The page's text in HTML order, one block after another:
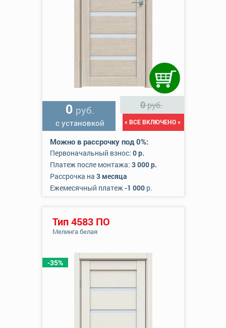
0 руб.
с установкой
0руб.
« ВСЕ ВКЛЮЧЕНО »
Можно в рассрочку под 0%:
Первоначальный взнос: 0 р.
Платеж после монтажа: 3 000 р.
Рассрочка на 3 месяца
Ежемесячный платеж-1 000р.
-35%
Тип 4583 ПО
Мелинга белая